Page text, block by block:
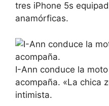
tres iPhone 5s
anamórficas.
I-Ann conduce la
acompaña. «La chica
intimista.